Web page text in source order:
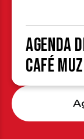
Agenda
Café